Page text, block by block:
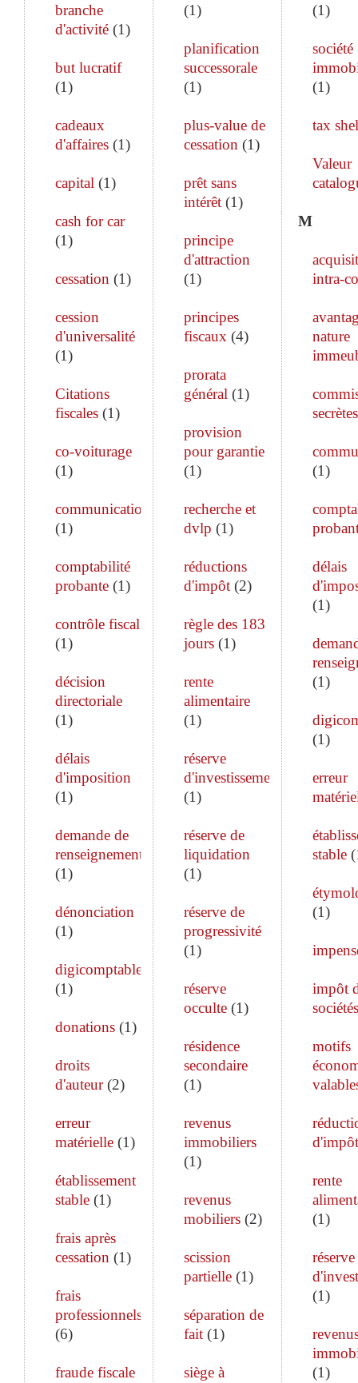
branche
d'activité (1)
but lucratif
(1)
cadeaux
d'affaires (1)
capital (1)
cash for car
(1)
cessation (1)
cession
d'universalité
(1)
Citations
fiscales (1)
co-voiturage
(1)
communication
(1)
comptabilité
probante (1)
contrôle fiscal
(1)
décision
directoriale
(1)
délais
d'imposition
(1)
demande de
renseignements
(1)
dénonciation
(1)
digicomptable
(1)
donations (1)
droits
d'auteur(2)
erreur
matérielle (1)
établissement
stable (1)
frais après
cessation (1)
frais
professionnels
(6)
fraude fiscale
(1)
planification
successorale
(1)
plus-value de
cessation (1)
prêt sans
intérêt(1)
principe
d'attraction
(1)
principes
fiscaux (4)
prorata
général (1)
provision
pour garantie
(1)
recherche et
dvlp (1)
réductions
d'impôt(2)
règle des 183
jours(1)
rente
alimentaire
(1)
réserve
d'investissement
(1)
réserve de
liquidation
(1)
réserve de
progressivité
(1)
réserve
occulte(1)
résidence
secondaire
(1)
revenus
immobiliers
(1)
revenus
mobiliers(2)
scission
partielle(1)
séparation de
fait(1)
siège à
(1)
société
(1)
tax
Valeur
M
intra-
nature
secrètes
(1)
délais
(1)
(1)
(1)
erreur
stable(
(1)
impôt
sociétés
motifs
d'impôt
rente
(1)
réserve
(1)
(1)